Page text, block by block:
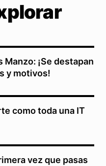
¡Se destapan
y motivos!
como toda una IT
vez que pasas